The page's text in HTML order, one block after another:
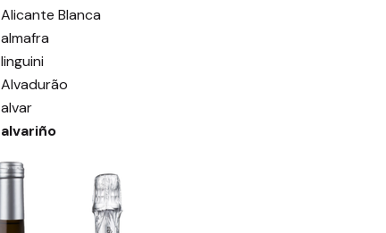
Alicante Blanca
almafra
linguini
Alvadurão
alvar
alvariño